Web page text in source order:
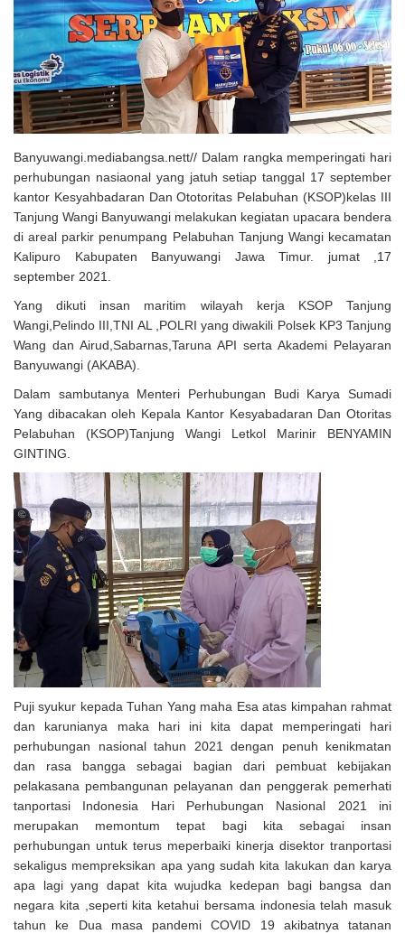
Uji Coba Program NADI JKN
Banyuwangi.mediabangsa.nett// Dalam rangka memperingati hari
perhubungan nasiaonal yang jatuh setiap tanggal 17 september
kantor Kesyahbadaran Dan Ototoritas Pelabuhan (KSOP)kelas III
Tanjung Wangi Banyuwangi melakukan kegiatan upacara bendera
di areal parkir penumpang Pelabuhan Tanjung Wangi kecamatan
Kalipuro Kabupaten Banyuwangi Jawa Timur. jumat ,17
september 2021.
Yang dikuti insan maritim wilayah kerja KSOP Tanjung
Wangi,Pelindo III,TNI AL ,POLRI yang diwakili Polsek KP3 Tanjung
Wang dan Airud,Sabarnas,Taruna API serta Akademi Pelayaran
Banyuwangi (AKABA).
Dalam sambutanya Menteri Perhubungan Budi Karya Sumadi
Yang dibacakan oleh Kepala Kantor Kesyabadaran Dan Otoritas
Pelabuhan (KSOP)Tanjung Wangi Letkol Marinir BENYAMIN
GINTING.
Puji syukur kepada Tuhan Yang maha Esa atas kimpahan rahmat
dan karunianya maka hari ini kita dapat memperingati hari
perhubungan nasional tahun 2021 dengan penuh kenikmatan
dan rasa bangga sebagai bagian dari pembuat kebijakan
pelakasana pembangunan pelayanan dan penggerak pemerhati
tanportasi Indonesia Hari Perhubungan Nasional 2021 ini
merupakan memontum tepat bagi kita sebagai insan
perhubungan untuk terus meperbaiki kinerja disektor tranportasi
sekaligus mempreksikan apa yang sudah kita lakukan dan karya
apa lagi yang dapat kita wujudka kedepan bagi bangsa dan
negara kita ,seperti kita ketahui bersama indonesia telah masuk
tahun ke Dua masa pandemi COVID 19 akibatnya tatanan